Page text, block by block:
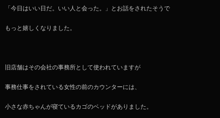
「今日はいい日だ。いい人と会った。」とお話をされたそうで
もっと嬉しくなりました。
旧店舗はその会社の事務所として使われていますが
事務仕事をされている女性の前のカウンターには、
小さな赤ちゃんが寝ているカゴのベッドがありました。